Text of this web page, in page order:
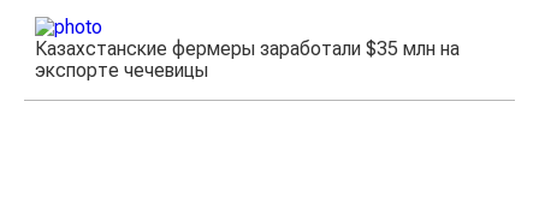
Казахстанские фермеры заработали $35 млн на
экспорте чечевицы